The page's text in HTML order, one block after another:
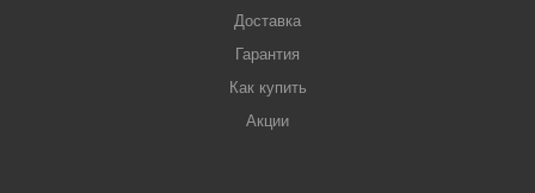
Доставка
Гарантия
Как купить
Акции